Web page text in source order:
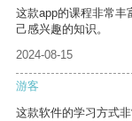
这款app的课程非常丰
己感兴趣的知识。
2024-08-15
游客
这款软件的学习方式